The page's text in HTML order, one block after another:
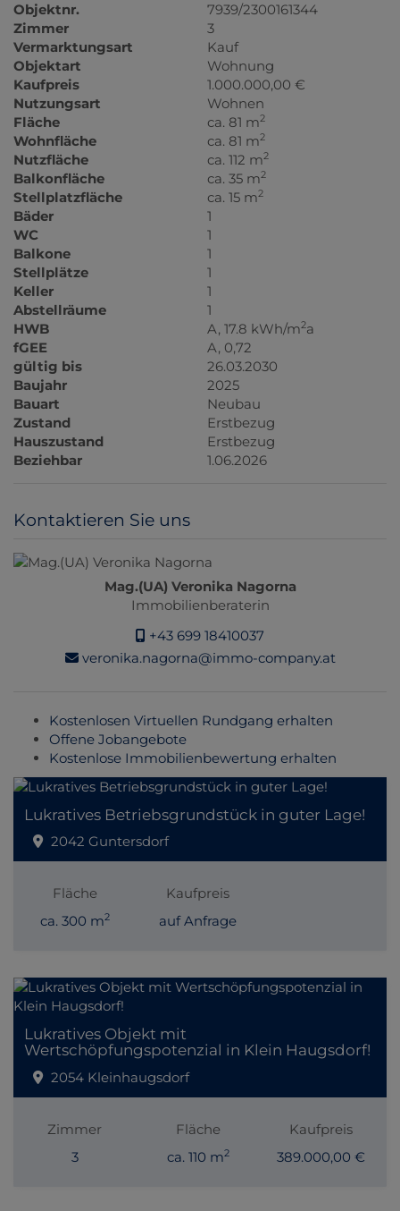
Objektnr.
7939/2300161344
Zimmer
3
Vermarktungsart
Kauf
Objektart
Wohnung
Kaufpreis
1.000.000,00 €
Nutzungsart
Wohnen
Fläche
ca. 81 m2
Wohnfläche ca. 81 m2
Nutzfläche ca. 112 m2
Balkonfläche ca. 35 m2
Stellplatzfläche ca. 15 m2
Bäder
1
WC
1
Balkone
1
Stellplätze
1
Keller
1
Abstellräume
1
HWB
A, 17.8 kWh/m2a
fGEE
A, 0,72
gültig bis
26.03.2030
Baujahr
2025
Bauart
Neubau
Zustand
Erstbezug
Hauszustand
Erstbezug
Beziehbar
1.06.2026
Kontaktieren Sie uns
Mag.(UA) Veronika Nagorna
Immobilienberaterin
+43 699 18410037
veronika.nagorna@immo-company.at
Kostenlosen Virtuellen Rundgang erhalten
Offene Jobangebote
Kostenlose Immobilienbewertung erhalten
Lukratives Betriebsgrundstück in guter Lage!
2042 Guntersdorf
Fläche
ca. 300 m2
Kaufpreis
auf Anfrage
Lukratives Objekt mit
Wertschöpfungspotenzial in Klein Haugsdorf!
2054 Kleinhaugsdorf
Zimmer
3
Fläche
ca. 110 m2
Kaufpreis
389.000,00 €